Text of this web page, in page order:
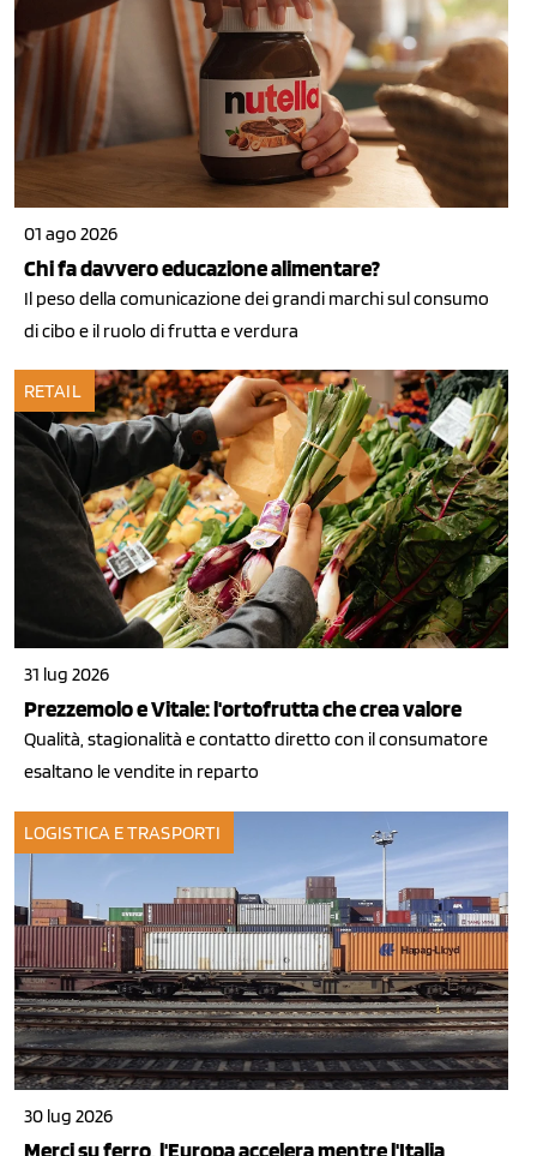
01 ago 2026
Chi fa davvero educazione alimentare?
Il peso della comunicazione dei grandi marchi sul consumo
di cibo e il ruolo di frutta e verdura
RETAIL
31 lug 2026
Prezzemolo e Vitale: l'ortofrutta che crea valore
Qualità, stagionalità e contatto diretto con il consumatore
esaltano le vendite in reparto
LOGISTICA E TRASPORTI
30 lug 2026
Merci su ferro, l'Europa accelera mentre l'Italia